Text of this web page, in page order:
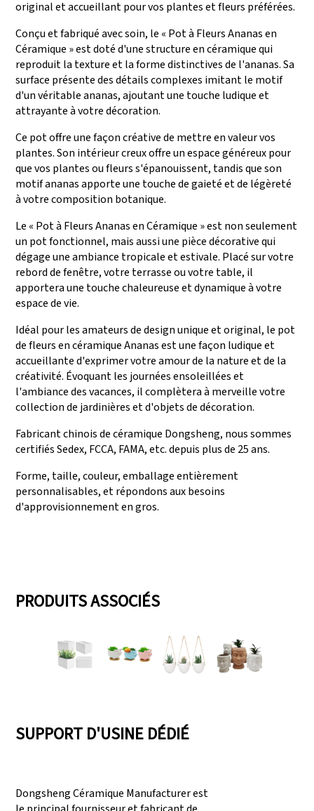
original et accueillant pour vos plantes et fleurs préférées.
Conçu et fabriqué avec soin, le « Pot à Fleurs Ananas en
Céramique » est doté d'une structure en céramique qui
reproduit la texture et la forme distinctives de l'ananas. Sa
surface présente des détails complexes imitant le motif
d'un véritable ananas, ajoutant une touche ludique et
attrayante à votre décoration.
Ce pot offre une façon créative de mettre en valeur vos
plantes. Son intérieur creux offre un espace généreux pour
que vos plantes ou fleurs s'épanouissent, tandis que son
motif ananas apporte une touche de gaieté et de légèreté
à votre composition botanique.
Le « Pot à Fleurs Ananas en Céramique » est non seulement
un pot fonctionnel, mais aussi une pièce décorative qui
dégage une ambiance tropicale et estivale. Placé sur votre
rebord de fenêtre, votre terrasse ou votre table, il
apportera une touche chaleureuse et dynamique à votre
espace de vie.
Idéal pour les amateurs de design unique et original, le pot
de fleurs en céramique Ananas est une façon ludique et
accueillante d'exprimer votre amour de la nature et de la
créativité. Évoquant les journées ensoleillées et
l'ambiance des vacances, il complètera à merveille votre
collection de jardinières et d'objets de décoration.
Fabricant chinois de céramique Dongsheng, nous sommes
certifiés Sedex, FCCA, FAMA, etc. depuis plus de 25 ans.
Forme, taille, couleur, emballage entièrement
personnalisables, et répondons aux besoins
d'approvisionnement en gros.
PRODUITS ASSOCIÉS
SUPPORT D'USINE DÉDIÉ
Dongsheng Céramique Manufacturer est